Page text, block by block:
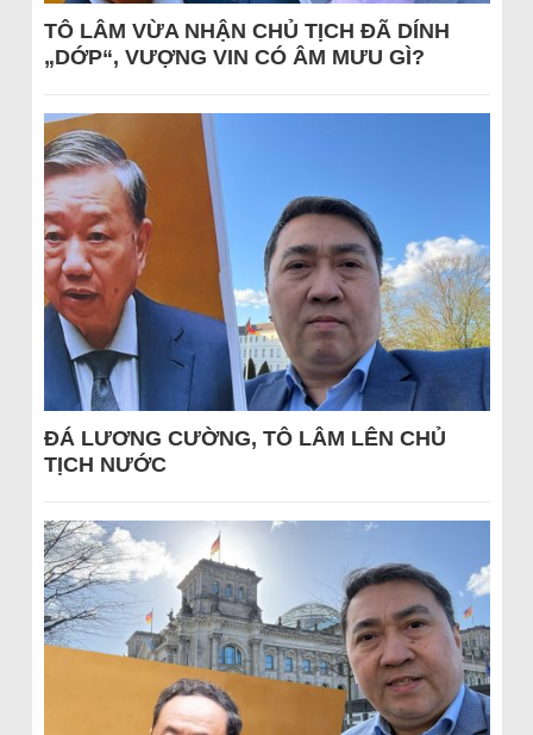
TÔ LÂM VỪA NHẬN CHỦ TỊCH ĐÃ DÍNH
„DỚP“, VƯỢNG VIN CÓ ÂM MƯU GÌ?
ĐÁ LƯƠNG CƯỜNG, TÔ LÂM LÊN CHỦ
TỊCH NƯỚC